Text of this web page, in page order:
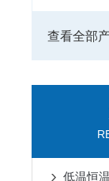
查看全部